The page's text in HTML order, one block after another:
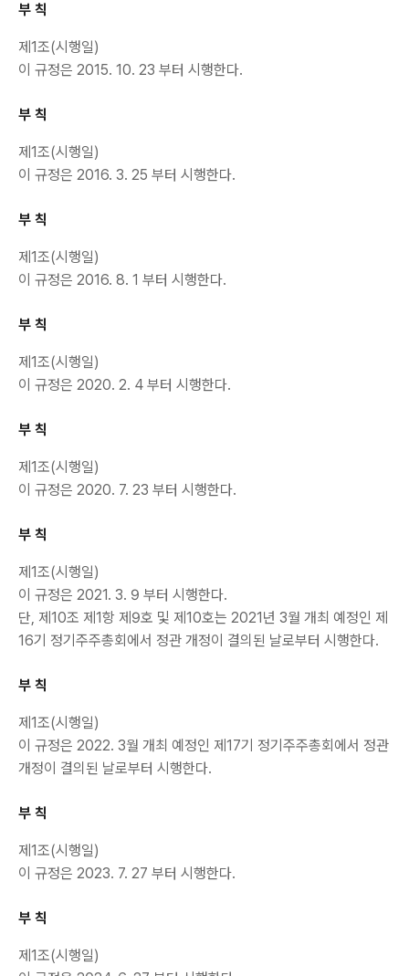
부 칙
제1조(시행일)
이 규정은 2015. 10. 23 부터 시행한다.
부 칙
제1조(시행일)
이 규정은 2016. 3. 25 부터 시행한다.
부 칙
제1조(시행일)
이 규정은 2016. 8. 1 부터 시행한다.
부 칙
제1조(시행일)
이 규정은 2020. 2. 4 부터 시행한다.
부 칙
제1조(시행일)
이 규정은 2020. 7. 23 부터 시행한다.
부 칙
제1조(시행일)
이 규정은 2021. 3. 9 부터 시행한다.
단, 제10조 제1항 제9호 및 제10호는 2021년 3월 개최 예정인 제
16기 정기주주총회에서 정관 개정이 결의된 날로부터 시행한다.
부 칙
제1조(시행일)
이 규정은 2022. 3월 개최 예정인 제17기 정기주주총회에서 정관
개정이 결의된 날로부터 시행한다.
부 칙
제1조(시행일)
이 규정은 2023. 7. 27 부터 시행한다.
부 칙
제1조(시행일)